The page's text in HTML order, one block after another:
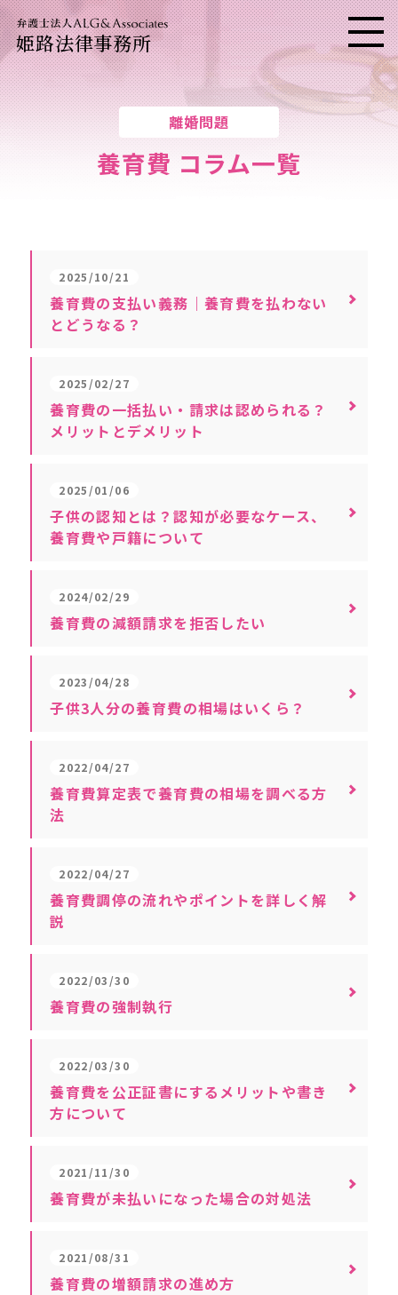
姫路法律事務所 メニ
離婚問題
養育費 コラム一覧
2025/10/21
養育費の支払い義務｜養育費を払わない
とどうなる？
2025/02/27
養育費の一括払い・請求は認められる？
メリットとデメリット
2025/01/06
子供の認知とは？認知が必要なケース、
養育費や戸籍について
2024/02/29
養育費の減額請求を拒否したい
2023/04/28
子供3人分の養育費の相場はいくら？
2022/04/27
養育費算定表で養育費の相場を調べる方
法
2022/04/27
養育費調停の流れやポイントを詳しく解
説
2022/03/30
養育費の強制執行
2022/03/30
養育費を公正証書にするメリットや書き
方について
2021/11/30
養育費が未払いになった場合の対処法
2021/08/31
養育費の増額請求の進め方